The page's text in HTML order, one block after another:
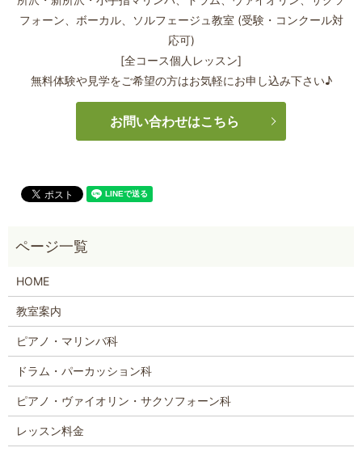
フォーン、 ボーカル、ソルフェージュ教室 (受験・コンクール対
応可)
[全コース個人レッスン]
無料体験や見学をご希望の方はお気軽にお申し込み下さい♪
お問い合わせはこちら
HOME
教室案内
ピアノ・マリンバ科
ドラム・パーカッション科
ピアノ・ヴァイオリン・サクソフォーン科
レッスン料金